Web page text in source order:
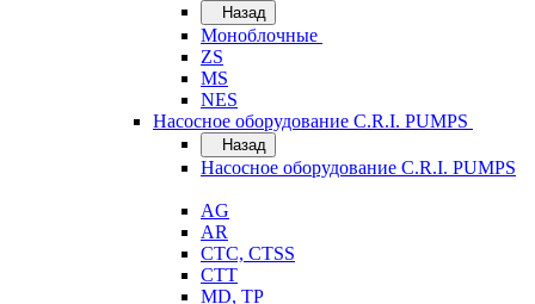
Назад
Моноблочные
ZS
MS
NES
Насосное оборудование C.R.I. PUMPS
Назад
Насосное оборудование C.R.I. PUMPS
AG
AR
CTC, CTSS
CTT
MD, TP